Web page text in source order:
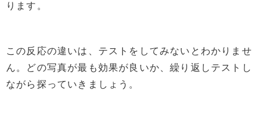
ります。
この反応の違いは、テストをしてみないとわかりませ
ん。どの写真が最も効果が良いか、繰り返しテストし
ながら探っていきましょう。